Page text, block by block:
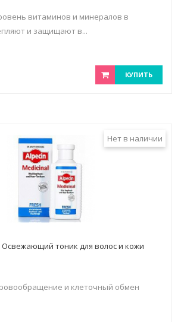
витаминов и минералов в
и защищают в...
КУПИТЬ
Нет в наличии
Освежающий тоник для волос и кожи
и клеточный обмен